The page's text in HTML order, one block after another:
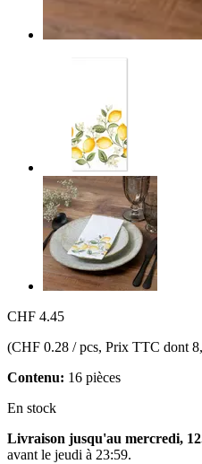
CHF 4.45
(CHF 0.28 / pcs, Prix TTC dont
Contenu: 16 pièces
En stock
Livraison jusqu'au mercredi,
avant le jeudi à 23:59.